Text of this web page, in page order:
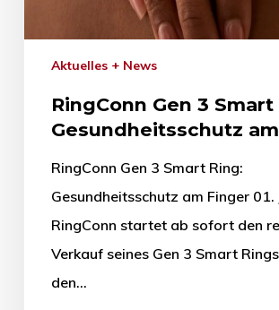
Aktuelles + News
RingConn Gen 3 Smart
Gesundheitsschutz
RingConn Gen 3 Smart Ring:
Gesundheitsschutz am Finger 01.
RingConn startet ab sofort den
Verkauf seines Gen 3 Smart
den…